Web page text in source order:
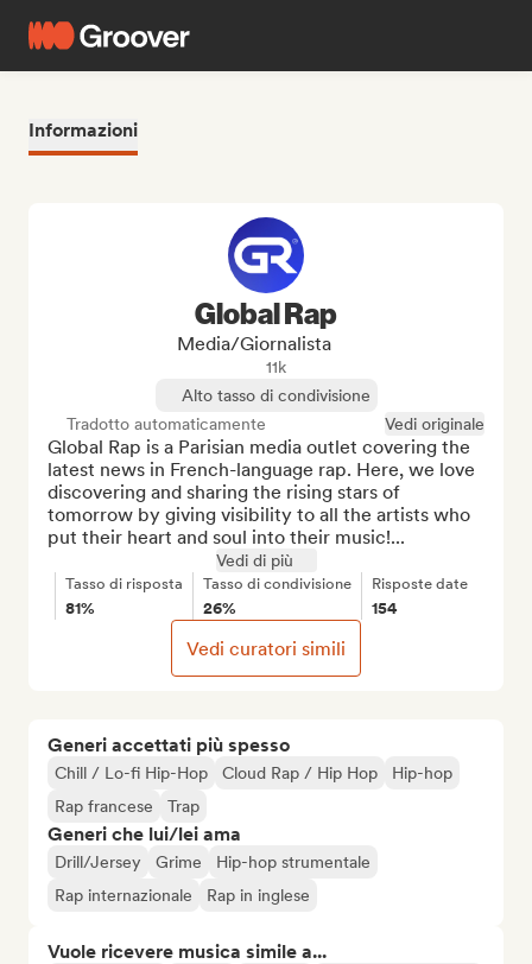
Informazioni
Generi accettati più spesso
Chill / Lo-fi Hip-Hop Cloud Rap / Hip Hop
Hip-hop
Rap francese
Trap
Generi che lui/lei ama
Drill/Jersey Grime
Hip-hop strumentale
Rap internazionale
Rap in inglese
Vuole ricevere musica simile a...
Global Rap
Media/Giornalista
11k
Alto tasso di condivisione
Tradotto automaticamente
Vedi originale
Global Rap is a Parisian media outlet covering the
latest news in French-language rap. Here, we love
discovering and sharing the rising stars of
tomorrow by giving visibility to all the artists who
put their heart and soul into their music!...
Vedi di più
Tasso di risposta
81%
Tasso di condivisione
26%
Risposte date
154
Vedi curatori simili